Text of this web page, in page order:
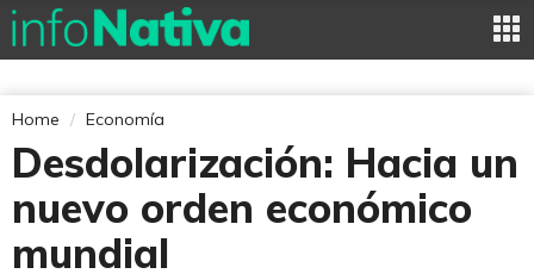
Home Economía
Desdolarización: Hacia un
nuevo orden económico
mundial